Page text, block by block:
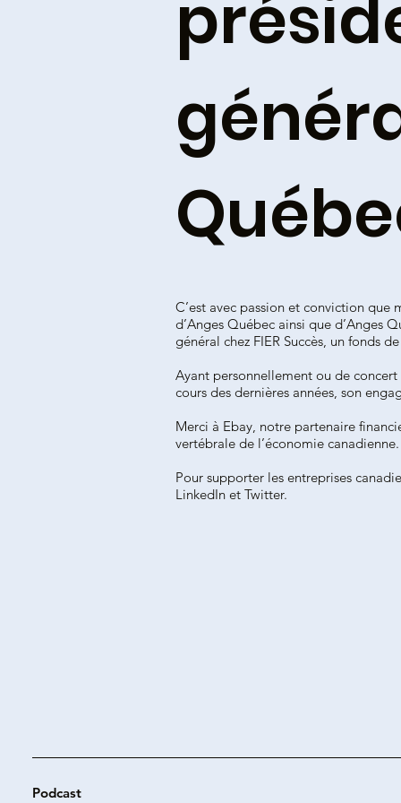
Podcast
C’est avec passion et conviction
d’Anges Québec ainsi que d’Anges
général chez FIER Succès, un fonds
Ayant personnellement ou de concert
cours des dernières années, son
Merci à Ebay, notre partenaire
vertébrale de l’économie canadienne.
Pour supporter les entreprises
LinkedIn et Twitter.